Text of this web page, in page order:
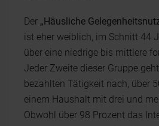
Der „Häusliche
ist eher weiblich, im Schnitt 44
über eine niedrige bis mittlere
Jeder Zweite dieser Gruppe
bezahlten Tätigkeit nach, über
einem Haushalt mit drei und
Obwohl über 98 Prozent das